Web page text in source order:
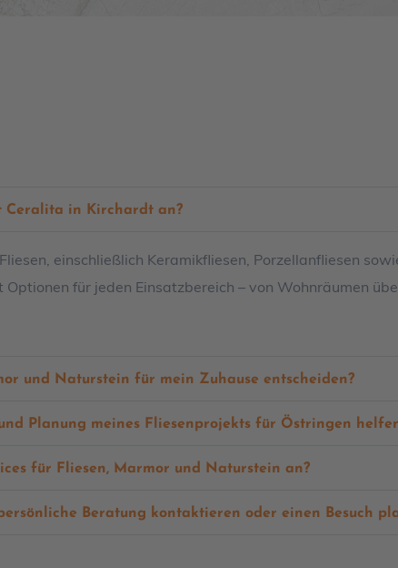
Ceralita in Kirchardt an?
einschließlich Keramikfliesen, Porzellanfliesen
für jeden Einsatzbereich – von Wohnräumen
und Naturstein für mein Zuhause entscheiden?
Planung meines Fliesenprojekts für Östringen
für Fliesen, Marmor und Naturstein an?
Beratung kontaktieren oder einen Besuch